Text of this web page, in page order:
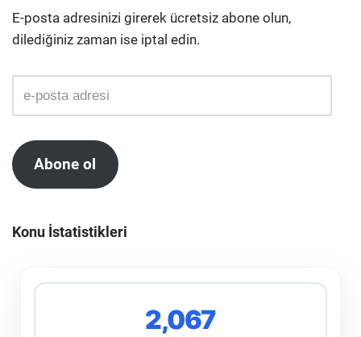
E-posta adresinizi girerek ücretsiz abone olun,
dilediğiniz zaman ise iptal edin.
Abone ol
Konu İstatistikleri
2,067